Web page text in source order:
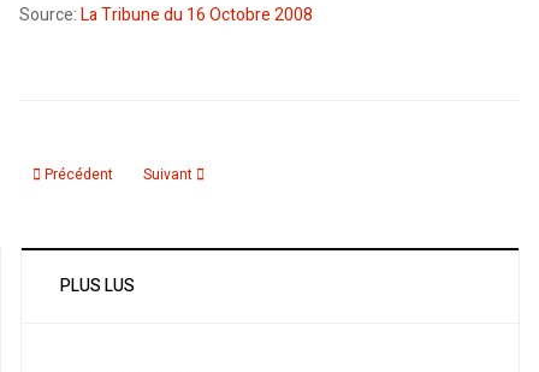
Source:La Tribune du 16 Octobre 2008
Article précédent : Elections 2008: Les candidats maghrébins par les
Précédent Article suivant : Le Souk du Petit Maghreb crée
Suivant
PLUS LUS